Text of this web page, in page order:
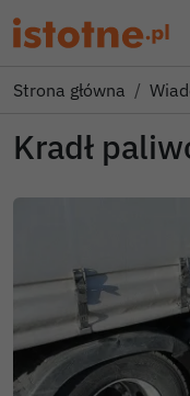
Strona główna
Kradł